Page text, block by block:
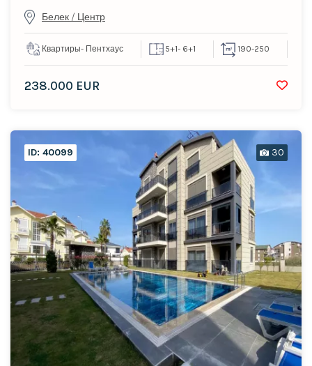
Белек / Центр
Квартиры- Пентхаус 5+1- 6+1 190-250
238.000 EUR
30
ID: 40099